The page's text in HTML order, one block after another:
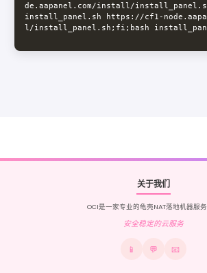
de.aapanel.com/install/
install_panel.sh https://cf1-
l/install_panel.sh;fi;bash
关于我们
OCI是一家专业的龟壳NAT落地机器服务
安全稳定的云服务
📱 💬 📧